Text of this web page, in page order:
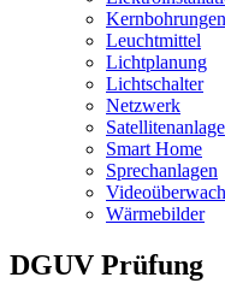
Kernbohrungen
Leuchtmittel
Lichtplanung
Lichtschalter
Netzwerk
Satellitenanlage
Smart Home
Sprechanlagen
Wärmebilder
DGUV Prüfung